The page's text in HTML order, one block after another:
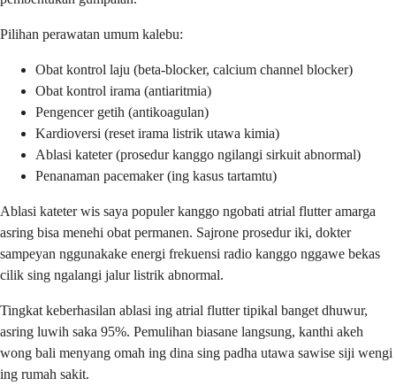
Pilihan perawatan umum kalebu:
Obat kontrol laju (beta-blocker, calcium channel blocker)
Obat kontrol irama (antiaritmia)
Pengencer getih (antikoagulan)
Kardioversi (reset irama listrik utawa kimia)
Ablasi kateter (prosedur kanggo ngilangi sirkuit abnormal)
Penanaman pacemaker (ing kasus tartamtu)
Ablasi kateter wis saya populer kanggo ngobati atrial flutter amarga
asring bisa menehi obat permanen. Sajrone prosedur iki, dokter
sampeyan nggunakake energi frekuensi radio kanggo nggawe bekas
cilik sing ngalangi jalur listrik abnormal.
Tingkat keberhasilan ablasi ing atrial flutter tipikal banget dhuwur,
asring luwih saka 95%. Pemulihan biasane langsung, kanthi akeh
wong bali menyang omah ing dina sing padha utawa sawise siji wengi
ing rumah sakit.